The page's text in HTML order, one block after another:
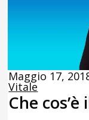
Maggio 17,
Vitale
Che